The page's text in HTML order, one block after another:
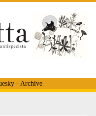
- Archive